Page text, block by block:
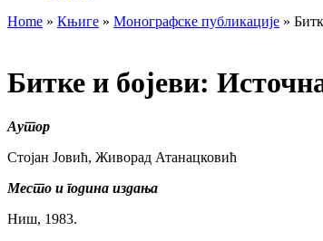
Home » Књиге » Монографске публикације »
Битке и бојеви:
Аутор
Стојан Јовић, Живорад Атанацковић
Место и година издања
Ниш, 1983.